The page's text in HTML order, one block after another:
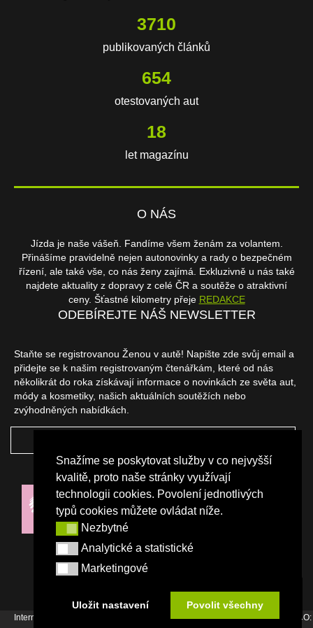
Snažíme se poskytovat služby v co nejvyšší
kvalitě, proto naše stránky využívají
technologii cookies. Povolení jednotlivých
typů cookies můžete ovládat níže.
NezbytnéNezbytné
Analytické a statistické
Analytické a statistické
Marketingové
Marketingové
Uložit nastavení Povolit všechny
3710
publikovaných článků
654
otestovaných aut
18
let magazínu
O NÁS
Jízda je naše vášeň. Fandíme všem ženám za volantem.
Přinášíme pravidelně nejen autonovinky a rady o bezpečném
řízení, ale také vše, co nás ženy zajímá. Exkluzivně u nás také
najdete aktuality z dopravy z celé ČR a soutěže o atraktivní
ceny. Šťastné kilometry přeje REDAKCE
ODEBÍREJTE NÁŠ NEWSLETTER
Staňte se registrovanou Ženou v autě! Napište zde svůj email a
přidejte se k našim registrovaným čtenářkám, které od nás
několikrát do roka získávají informace o novinkách ze světa aut,
módy a kosmetiky, našich aktuálních soutěžích nebo
zvýhodněných nabídkách.
NAŠI PARTNEŘI
Internetový magazín Žena v autě vydává vydavatelství Srdce Evropy s.r.o., IČO: